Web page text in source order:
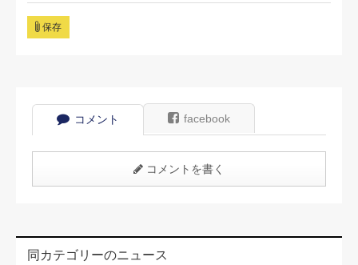
保存
コメント facebook
コメントを書く
同カテゴリーのニュース